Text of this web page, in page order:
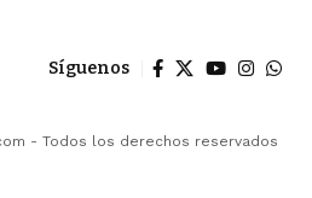
Síguenos
- Todos los derechos reservados